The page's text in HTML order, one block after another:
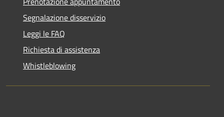
Segnalazione disservizio
Leggi le FAQ
Richiesta di assistenza
Whistleblowing